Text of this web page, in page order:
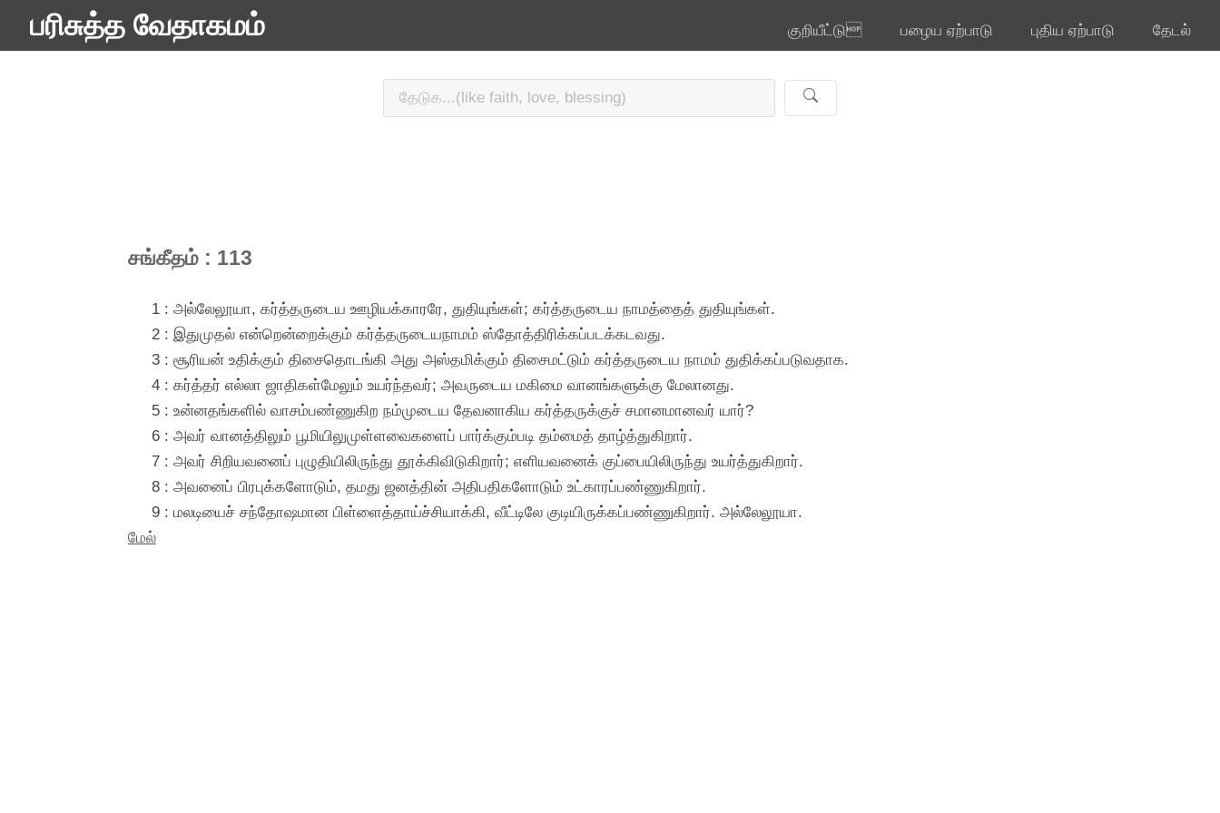
பரிசுத்த வேதாகமம் குறியீட்டு பழைய ஏற்பாடு புதிய ஏற்பாடு தேடல்
சங்கீதம் : 113
1 : அல்லேலூயா, கர்த்தருடைய ஊழியக்காரரே, துதியுங்கள்; கர்த்தருடைய நாமத்தைத் துதியுங்கள்.
2 : இதுமுதல் என்றென்றைக்கும் கர்த்தருடையநாமம் ஸ்தோத்திரிக்கப்படக்கடவது.
3 : சூரியன் உதிக்கும் திசைதொடங்கி அது அஸ்தமிக்கும் திசைமட்டும் கர்த்தருடைய நாமம் துதிக்கப்படுவதாக.
4 : கர்த்தர் எல்லா ஜாதிகள்மேலும் உயர்ந்தவர்; அவருடைய மகிமை வானங்களுக்கு மேலானது.
5 : உன்னதங்களில் வாசம்பண்ணுகிற நம்முடைய தேவனாகிய கர்த்தருக்குச் சமானமானவர் யார்?
6 : அவர் வானத்திலும் பூமியிலுமுள்ளவைகளைப் பார்க்கும்படி தம்மைத் தாழ்த்துகிறார்.
7 : அவர் சிறியவனைப் புழுதியிலிருந்து தூக்கிவிடுகிறார்; எளியவனைக் குப்பையிலிருந்து உயர்த்துகிறார்.
8 : அவனைப் பிரபுக்களோடும், தமது ஜனத்தின் அதிபதிகளோடும் உட்காரப்பண்ணுகிறார்.
9 : மலடியைச் சந்தோஷமான பிள்ளைத்தாய்ச்சியாக்கி, வீட்டிலே குடியிருக்கப்பண்ணுகிறார். அல்லேலூயா.
மேல்